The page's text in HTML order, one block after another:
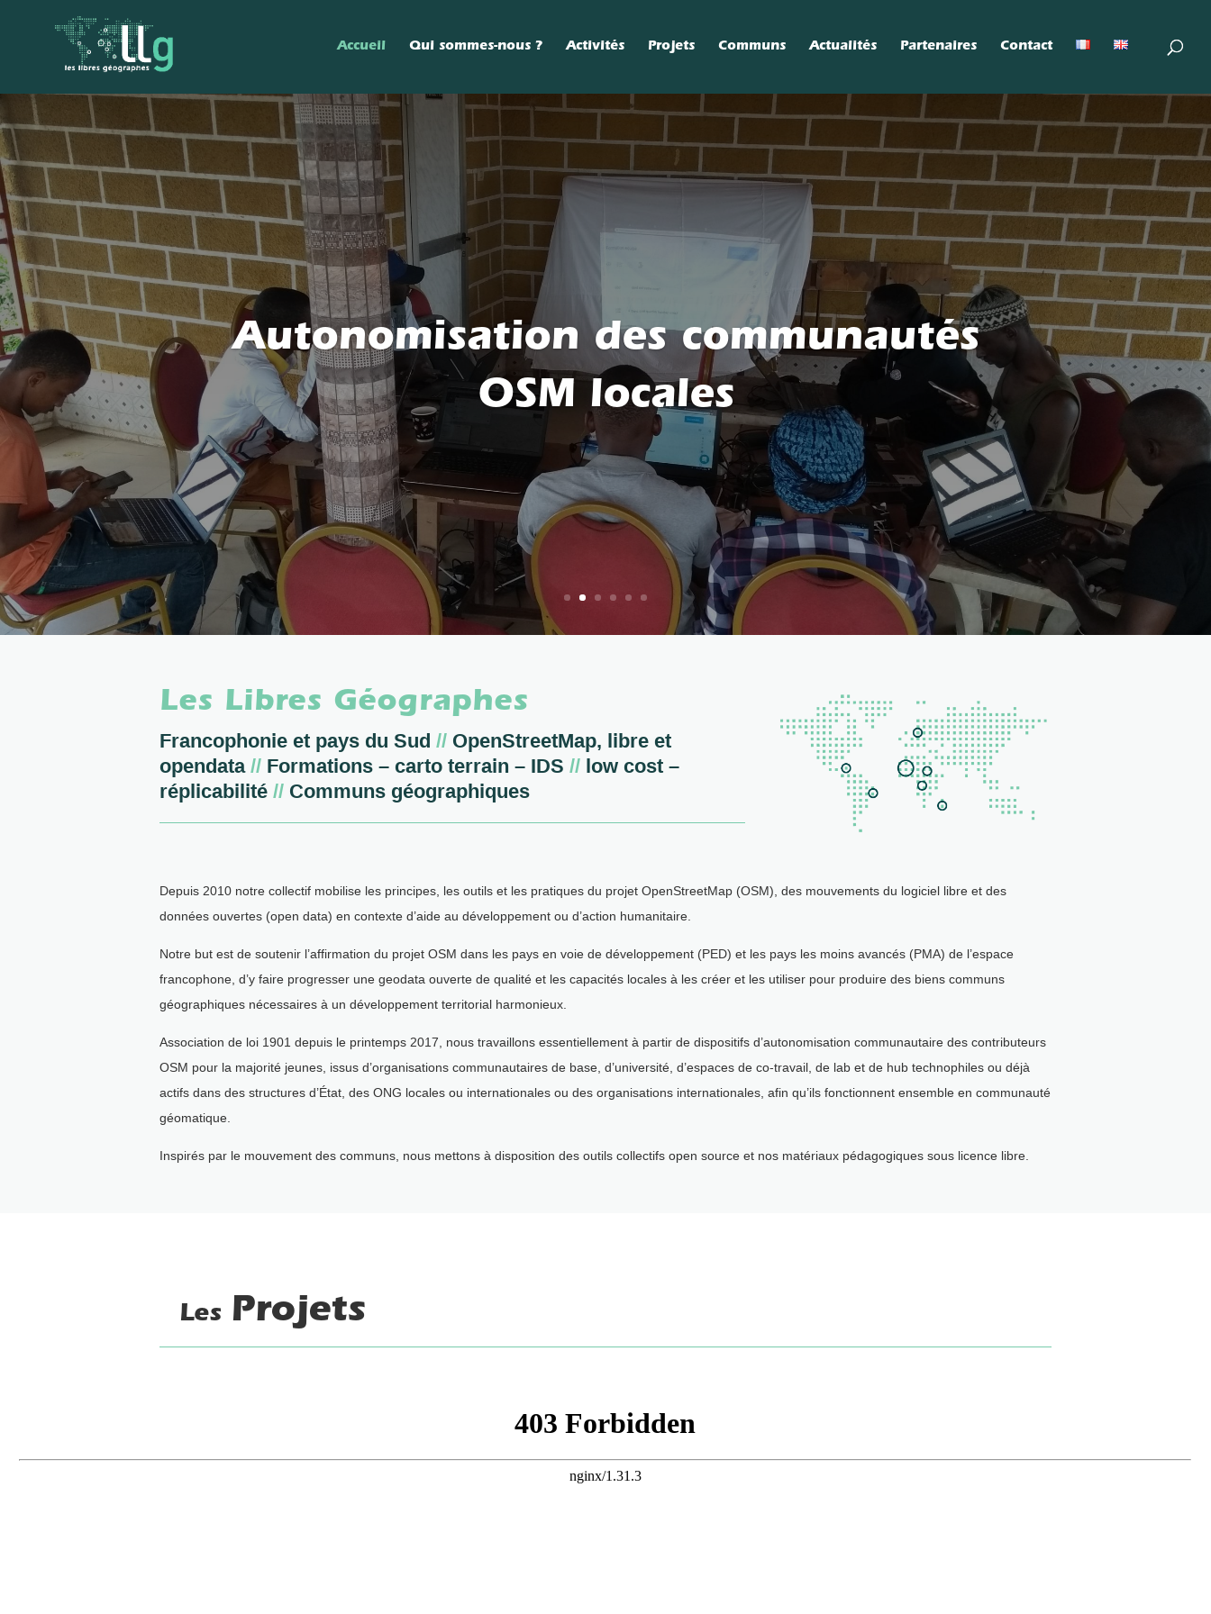
Accueil Qui sommes-nous ? Activités Projets Communs Actualités Partenaires Contact
Autonomisation des communautés
OSM locales
Les Libres Géographes
Francophonie et pays du Sud // OpenStreetMap, libre et
opendata // Formations – carto terrain – IDS // low cost –
réplicabilité // Communs géographiques
Depuis 2010 notre collectif mobilise les principes, les outils et les pratiques du projet OpenStreetMap (OSM), des mouvements du logiciel libre et des
données ouvertes (open data) en contexte d’aide au développement ou d’action humanitaire.
Notre but est de soutenir l’affirmation du projet OSM dans les pays en voie de développement (PED) et les pays les moins avancés (PMA) de l’espace
francophone, d’y faire progresser une geodata ouverte de qualité et les capacités locales à les créer et les utiliser pour produire des biens communs
géographiques nécessaires à un développement territorial harmonieux.
Association de loi 1901 depuis le printemps 2017, nous travaillons essentiellement à partir de dispositifs d’autonomisation communautaire des contributeurs
OSM pour la majorité jeunes, issus d’organisations communautaires de base, d’université, d’espaces de co-travail, de lab et de hub technophiles ou déjà
actifs dans des structures d’État, des ONG locales ou internationales ou des organisations internationales, afin qu’ils fonctionnent ensemble en communauté
géomatique.
Inspirés par le mouvement des communs, nous mettons à disposition des outils collectifs open source et nos matériaux pédagogiques sous licence libre.
Les Projets